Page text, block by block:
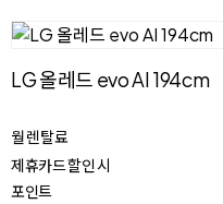
LG 올레드 evo AI 194cm
월 렌탈료
제휴카드 할인 시
포인트